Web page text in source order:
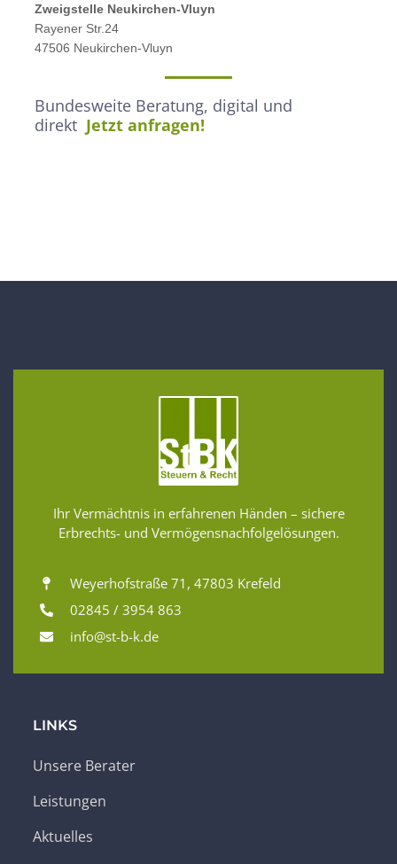
Zweigstelle Neukirchen-Vluyn
Rayener Str.24
47506 Neukirchen-Vluyn
Bundesweite Beratung, digital und
direkt Jetzt anfragen!
Ihr Vermächtnis in erfahrenen Händen – sichere
Erbrechts- und Vermögensnachfolgelösungen.
Weyerhofstraße 71, 47803 Krefeld
02845 / 3954 863
info@st-b-k.de
LINKS
Unsere Berater
Leistungen
Aktuelles